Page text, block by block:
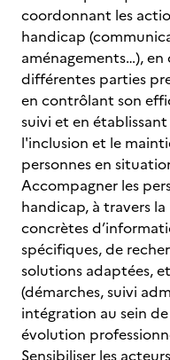
coordonnant les
handicap
aménagements…),
différentes parties
en contrôlant son
suivi et en
l'inclusion et le
personnes en
Accompagner les
handicap, à travers
concrètes
spécifiques, de
solutions adaptées,
(démarches, suivi
intégration au sein
évolution
Sensibiliser les